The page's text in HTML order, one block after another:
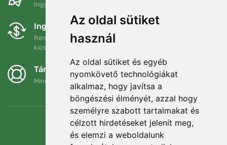
Az oldal sütiket
használ
Az oldal sütiket és egyéb
nyomkövető technológiákat
alkalmaz, hogy javítsa a
böngészési élményét, azzal hogy
személyre szabott tartalmakat és
célzott hirdetéseket jelenít meg,
és elemzi a weboldalunk
Ingyenes szállítás a következő összeg felett: 80 EUR
Ingyenes csere és visszaküldés
Rendelését 90 napon belül bármikor visszaküldheti vagy
kicserélheti.
Támogatjuk a Trees.org-ot
Minden megrendelésért ültetünk egy fát! Bővebben